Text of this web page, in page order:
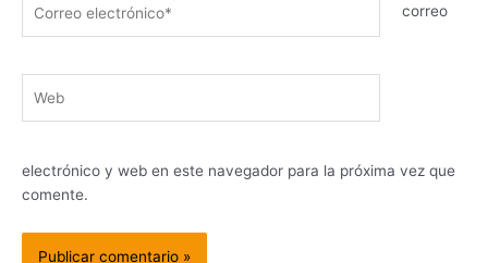
electrónico*
correo
electrónico y web en este navegador para la próxima vez que
comente.